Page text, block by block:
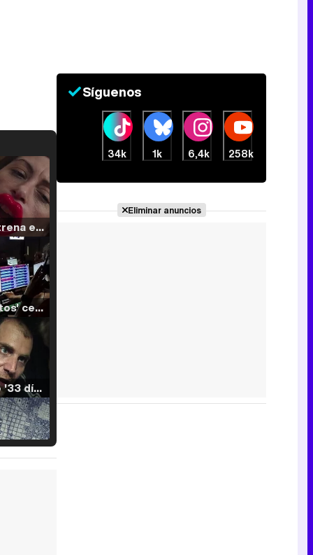
Filmin estrena el tráiler de 'Millennial Mal', su nueva comedia universitaria de la mano de Lorena Iglesias
'120 Minutos' celebra sus 2.000 programas en Telemadrid con un vídeo del día a día en la redacción
Tráiler de '33 días', la nueva serie de Atresplayer con Julián Villagrán y José Manuel Poga
Síguenos
34k 1k 6,4k 258k
Eliminar anuncios